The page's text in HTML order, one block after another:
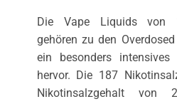
Die Vape Liquids von
gehören zu den
ein besonders intensives
hervor. Die 187
Nikotinsalzgehalt von